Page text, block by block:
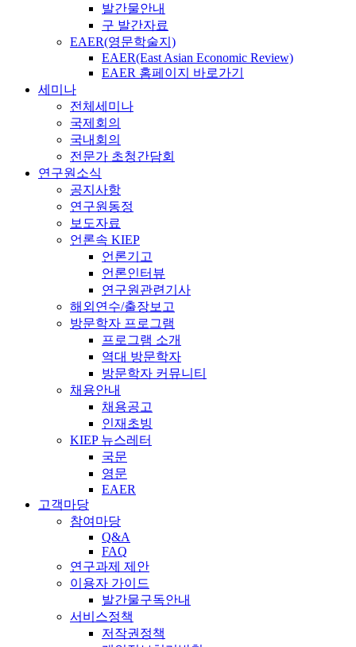
발간물안내
구 발간자료
EAER(영문학술지)
EAER(East Asian Economic Review)
EAER 홈페이지 바로가기
세미나
전체세미나
국제회의
국내회의
전문가 초청간담회
연구원소식
공지사항
연구원동정
보도자료
언론속 KIEP
언론기고
언론인터뷰
연구원관련기사
해외연수/출장보고
방문학자 프로그램
프로그램 소개
역대 방문학자
방문학자 커뮤니티
채용안내
채용공고
인재초빙
KIEP 뉴스레터
국문
영문
EAER
고객마당
참여마당
Q&A
FAQ
연구과제 제안
이용자 가이드
발간물구독안내
서비스정책
저작권정책